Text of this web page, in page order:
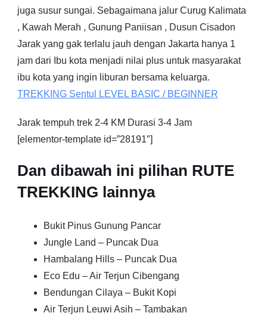
juga susur sungai. Sebagaimana jalur Curug Kalimata
, Kawah Merah , Gunung Paniisan , Dusun Cisadon
Jarak yang gak terlalu jauh dengan Jakarta hanya 1
jam dari Ibu kota menjadi nilai plus untuk masyarakat
ibu kota yang ingin liburan bersama keluarga.
TREKKING Sentul LEVEL BASIC / BEGINNER
Jarak tempuh trek 2-4 KM Durasi 3-4 Jam
[elementor-template id=”28191″]
Dan dibawah ini pilihan RUTE
TREKKING lainnya
Bukit Pinus Gunung Pancar
Jungle Land – Puncak Dua
Hambalang Hills – Puncak Dua
Eco Edu – Air Terjun Cibengang
Bendungan Cilaya – Bukit Kopi
Air Terjun Leuwi Asih – Tambakan